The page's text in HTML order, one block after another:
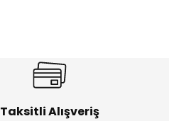
Taksitli Alışveriş